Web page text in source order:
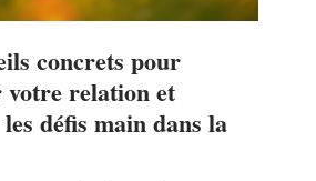
concrets pour
relation et
défis main dans la